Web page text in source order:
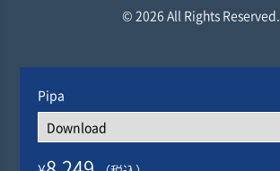
Pipa
© 2026 All Rights Reserved.